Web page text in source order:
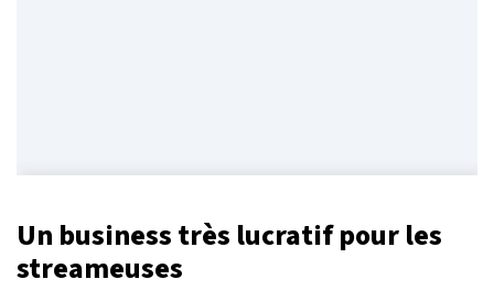
Un business très lucratif pour les
streameuses